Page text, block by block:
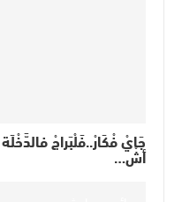
جَايْ فْكَارْ..فَلْبَراجْ
أشْ…